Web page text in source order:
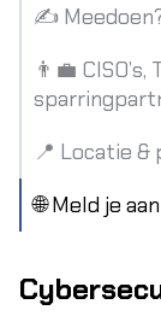
✍️
👨‍💼
📍 Locatie &
🌐 Meld je